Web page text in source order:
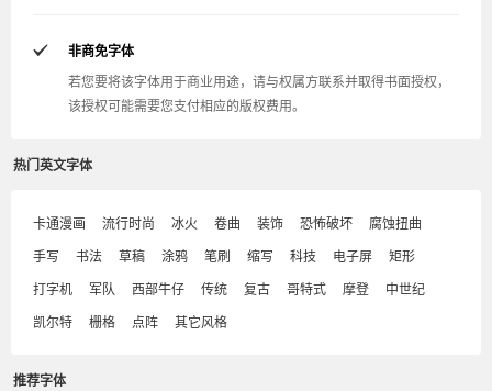
非商免字体
若您要将该字体用于商业用途，请与权属方联系并取得书面授权，
该授权可能需要您支付相应的版权费用。
热门英文字体
卡通漫画 流行时尚 冰火 卷曲 装饰 恐怖破坏
腐蚀扭曲
手写
书法 草稿 涂鸦 笔刷 缩写 科技 电子屏
矩形
打字机
军队 西部牛仔 传统 复古 哥特式 摩登
中世纪
凯尔特
栅格 点阵 其它风格
推荐字体